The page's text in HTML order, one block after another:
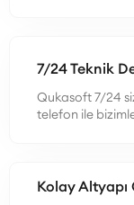
7/24 Teknik
Qukasoft 7/24
telefon ile
Kolay Altyapı